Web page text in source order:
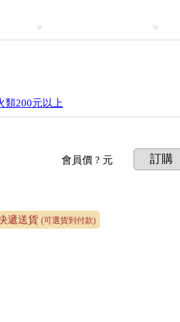
類200元以上
會員價? 元 訂購
遞送貨 (可選貨到付款)